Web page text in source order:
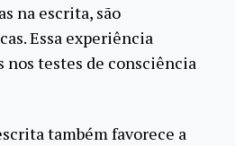
na escrita, são
Essa experiência
nos testes de consciência
também favorece a